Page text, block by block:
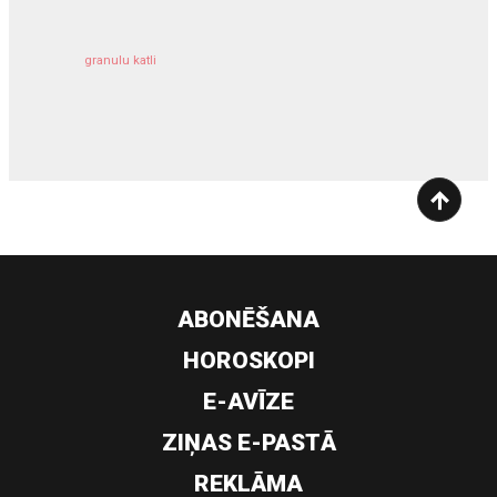
granulu katli
ABONĒŠANA
HOROSKOPI
E-AVĪZE
ZIŅAS E-PASTĀ
REKLĀMA